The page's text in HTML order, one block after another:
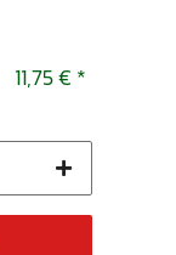
11,75 € *